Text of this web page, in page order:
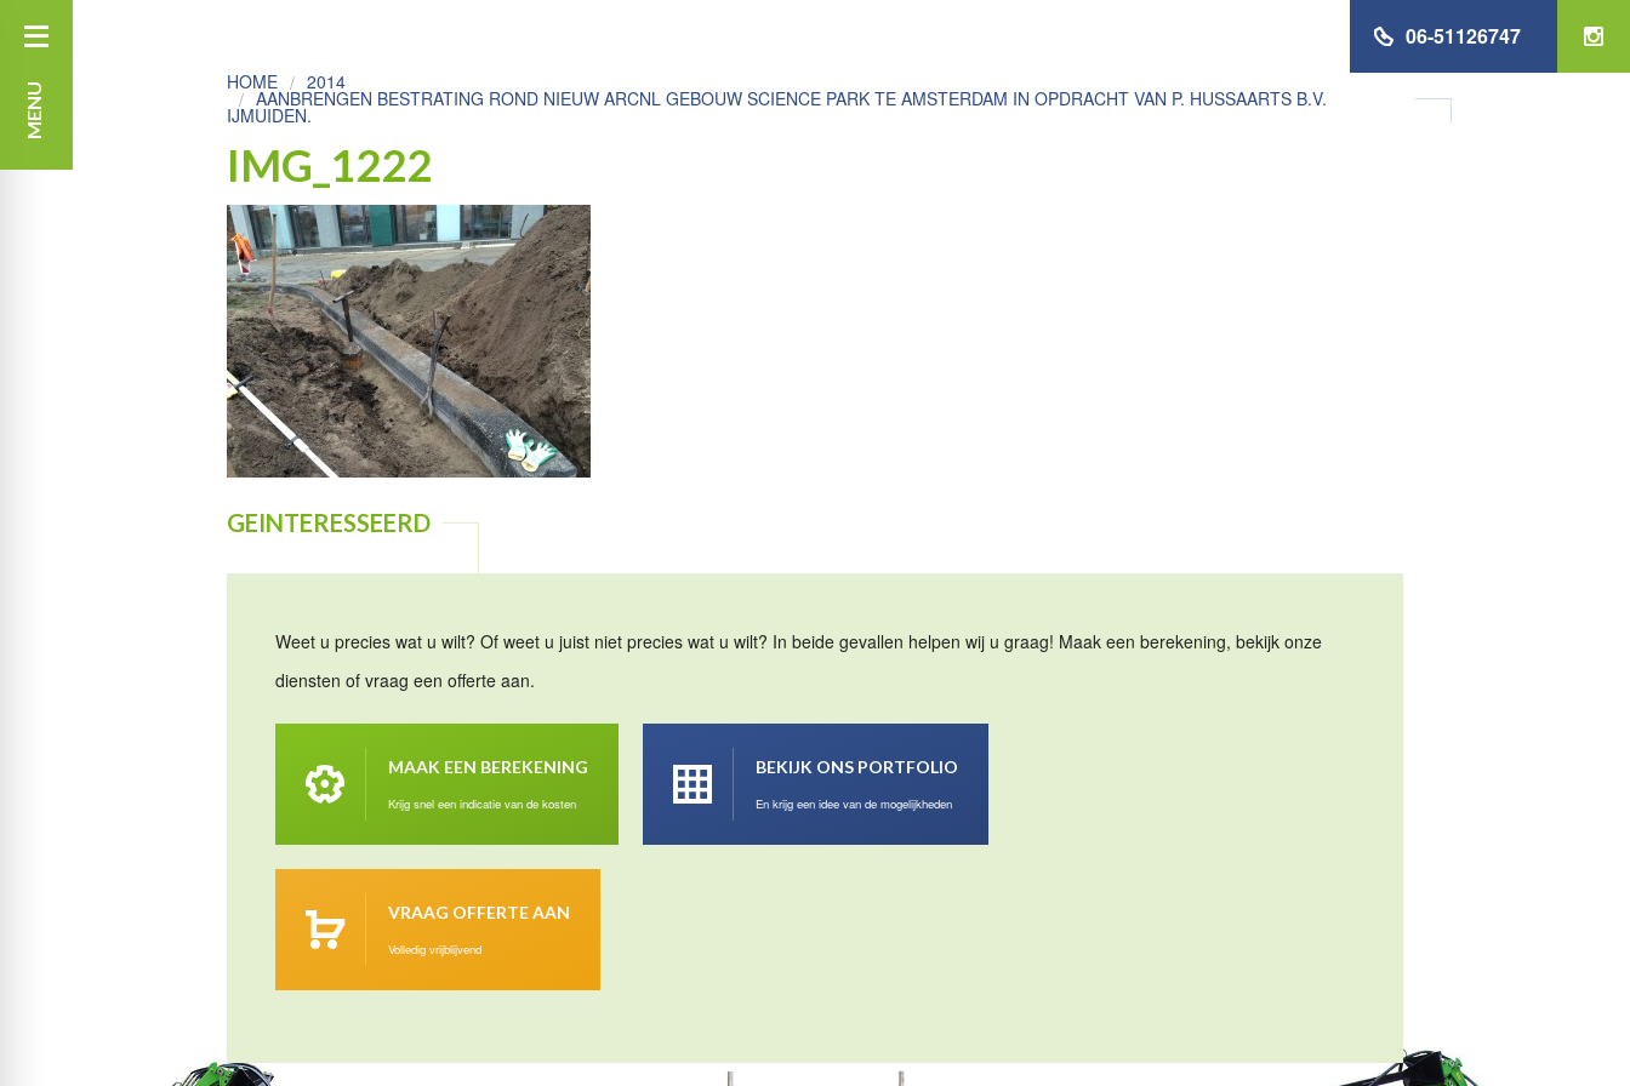
MENU
06-51126747
HOME 2014
AANBRENGEN BESTRATING ROND NIEUW ARCNL GEBOUW SCIENCE PARK TE AMSTERDAM IN OPDRACHT VAN P. HUSSAARTS B.V.
IJMUIDEN.
IMG_1222
GEINTERESSEERD
Weet u precies wat u wilt? Of weet u juist niet precies wat u wilt? In beide gevallen helpen wij u graag! Maak een berekening, bekijk onze
diensten of vraag een offerte aan.
MAAK EEN BEREKENING
Krijg snel een indicatie van de kosten
BEKIJK ONS PORTFOLIO
En krijg een idee van de mogelijkheden
VRAAG OFFERTE AAN
Volledig vrijblijvend